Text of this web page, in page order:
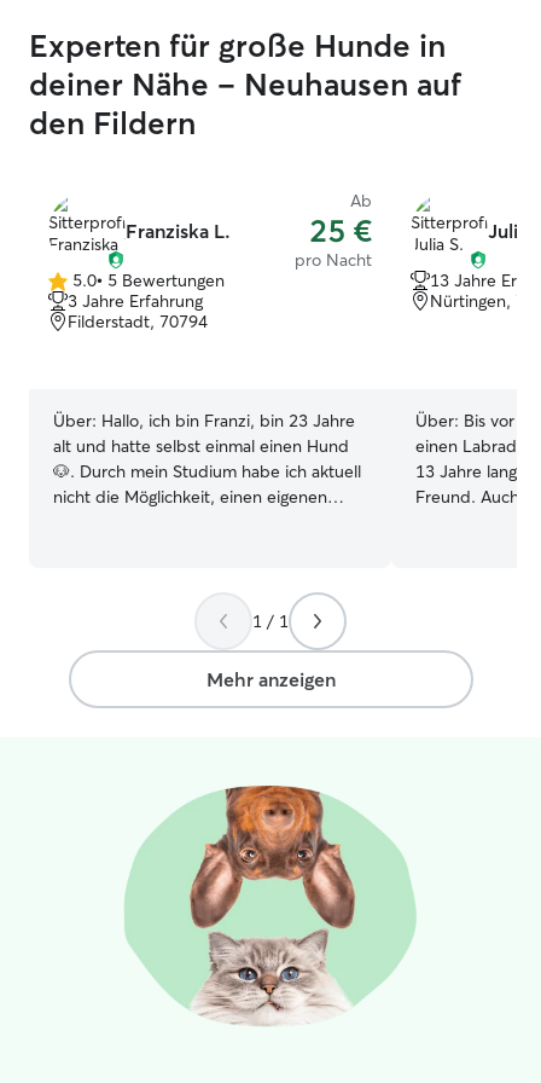
dein Haustier bei mir zuhause betreuen,
bin aber auch so flexibel, dies auch bei
euch zuhause anzubieten. Meine
Wohnung bietet genügend Platz, auch
Experten für große Hunde in
deiner Nähe – Neuhausen auf
den Fildern
Franziska L.
Ab
25 €
pro Nacht
5.0
von
5
5.0• 5 Bewertungen
3 Jahre Erfahrung
Filderstadt, 70794
Über: Hallo, ich bin Franzi, bin 23 Jahre
alt und hatte selbst einmal einen Hund
🐶. Durch mein Studium habe ich aktuell
nicht die Möglichkeit, einen eigenen
Tieren aufgewachsen und konnte daher
viele Erfahrungen in der Tierbetreuung
sammeln. Ich hatte fünf Jahre lang einen
eigenen Hund, mit dem ich
wunderschöne Erlebnisse teilen durfte,
Kindheit und habe so gelernt, mit Tieren
respektvoll und verantwortungsvoll
umzugehen. In der Vergangenheit habe
ich zudem regelmäßig auf die Haustiere
von Nachbarn und Bekannten
aufgepasst, sei es während ihrer Urlaube
oder bei kurzfristiger Betreuung. Diese
Aufgabe hat mir immer großen Spaß
gemacht, da ich Tiere liebe und es mir
wichtig ist, dass es den Vierbeinern
Julia
13 Jahre
Nürtingen,
Über: Bis vor
einen
13 Jahre lang
Freund. Auch
Erfahrung. Momentan arbeite ich in
Teilzeit und
um auf deinen
kurze Pippi-
1 / 1
Mehr anzeigen